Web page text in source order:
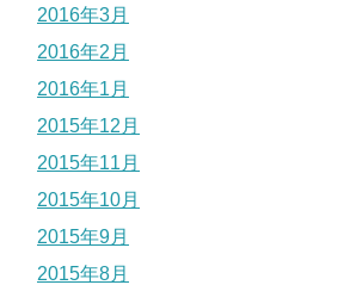
2016年3月
2016年2月
2016年1月
2015年12月
2015年11月
2015年10月
2015年9月
2015年8月